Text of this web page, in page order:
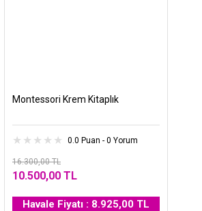
Montessori Krem Kitaplık
0.0 Puan - 0 Yorum
16.300,00 TL
10.500,00 TL
Havale Fiyatı : 8.925,00 TL